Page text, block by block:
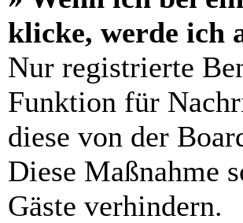
klicke, werde ich
Nur registrierte
Funktion für
diese von der
Diese Maßnahme
Gäste verhindern.